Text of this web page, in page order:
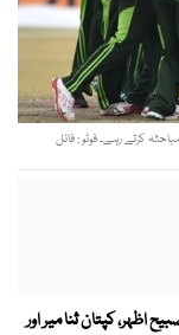
کرتے رہے۔ فوٹو : فائل
اظہر، کپتان ثنا میر اور